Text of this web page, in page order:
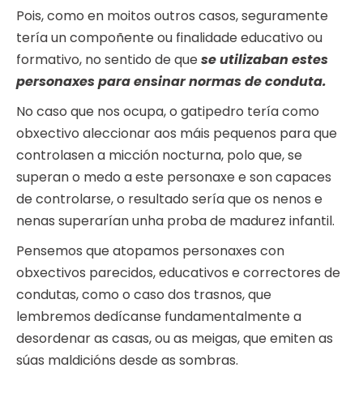
Pois, como en moitos outros casos, seguramente
tería un compoñente ou finalidade educativo ou
formativo, no sentido de quese utilizaban estes
personaxes para ensinar normas de conduta.
No caso que nos ocupa, o gatipedro tería como
obxectivo aleccionar aos máis pequenos para que
controlasen a micción nocturna, polo que, se
superan o medo a este personaxe e son capaces
de controlarse, o resultado sería que os nenos e
nenas superarían unha proba de madurez infantil.
Pensemos que atopamos personaxes con
obxectivos parecidos, educativos e correctores de
condutas, como o caso dos trasnos, que
lembremos dedícanse fundamentalmente a
desordenar as casas, ou as meigas, que emiten as
súas maldicións desde as sombras.